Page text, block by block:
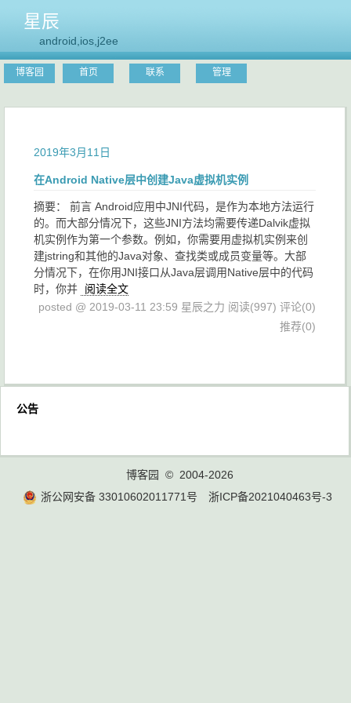
星辰
android,ios,j2ee
博客园 首页 联系 管理
2019年3月11日
在Android Native层中创建Java虚拟机实例
摘要： 前言 Android应用中JNI代码，是作为本地方法运行
的。而大部分情况下，这些JNI方法均需要传递Dalvik虚拟
机实例作为第一个参数。例如，你需要用虚拟机实例来创
建jstring和其他的Java对象、查找类或成员变量等。大部
分情况下，在你用JNI接口从Java层调用Native层中的代码
时，你并
阅读全文
posted @ 2019-03-11 23:59 星辰之力 阅读(997) 评论(0)
推荐(0)
公告
博客园
© 2004-2026
浙公网安备 33010602011771号
浙ICP备2021040463号-3